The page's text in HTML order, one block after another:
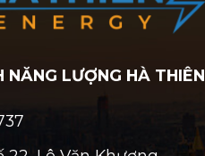
NĂNG LƯỢNG HÀ THIÊN